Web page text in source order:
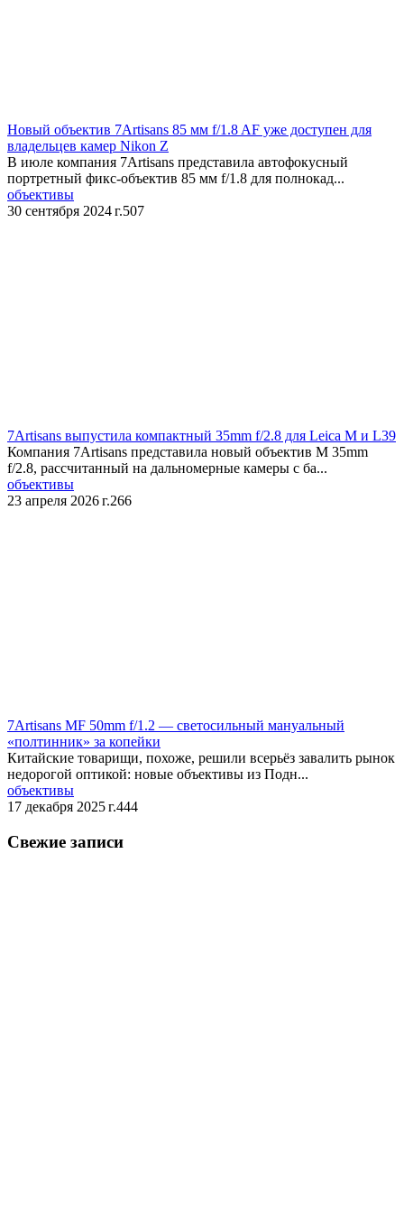
​Новый объектив 7Artisans 85 мм f/1.8 AF уже доступен для
владельцев камер Nikon Z
В июле компания 7Artisans представила автофокусный
портретный фикс-объектив 85 мм f/1.8 для полнокад...
объективы
30 сентября 2024 г.507
​7Artisans выпустила компактный 35mm f/2.8 для Leica M и L39
Компания 7Artisans представила новый объектив M 35mm
f/2.8, рассчитанный на дальномерные камеры с ба...
объективы
23 апреля 2026 г.266
​7Artisans MF 50mm f/1.2 — светосильный мануальный
«полтинник» за копейки
Китайские товарищи, похоже, решили всерьёз завалить рынок
недорогой оптикой: новые объективы из Подн...
объективы
17 декабря 2025 г.444
Свежие записи